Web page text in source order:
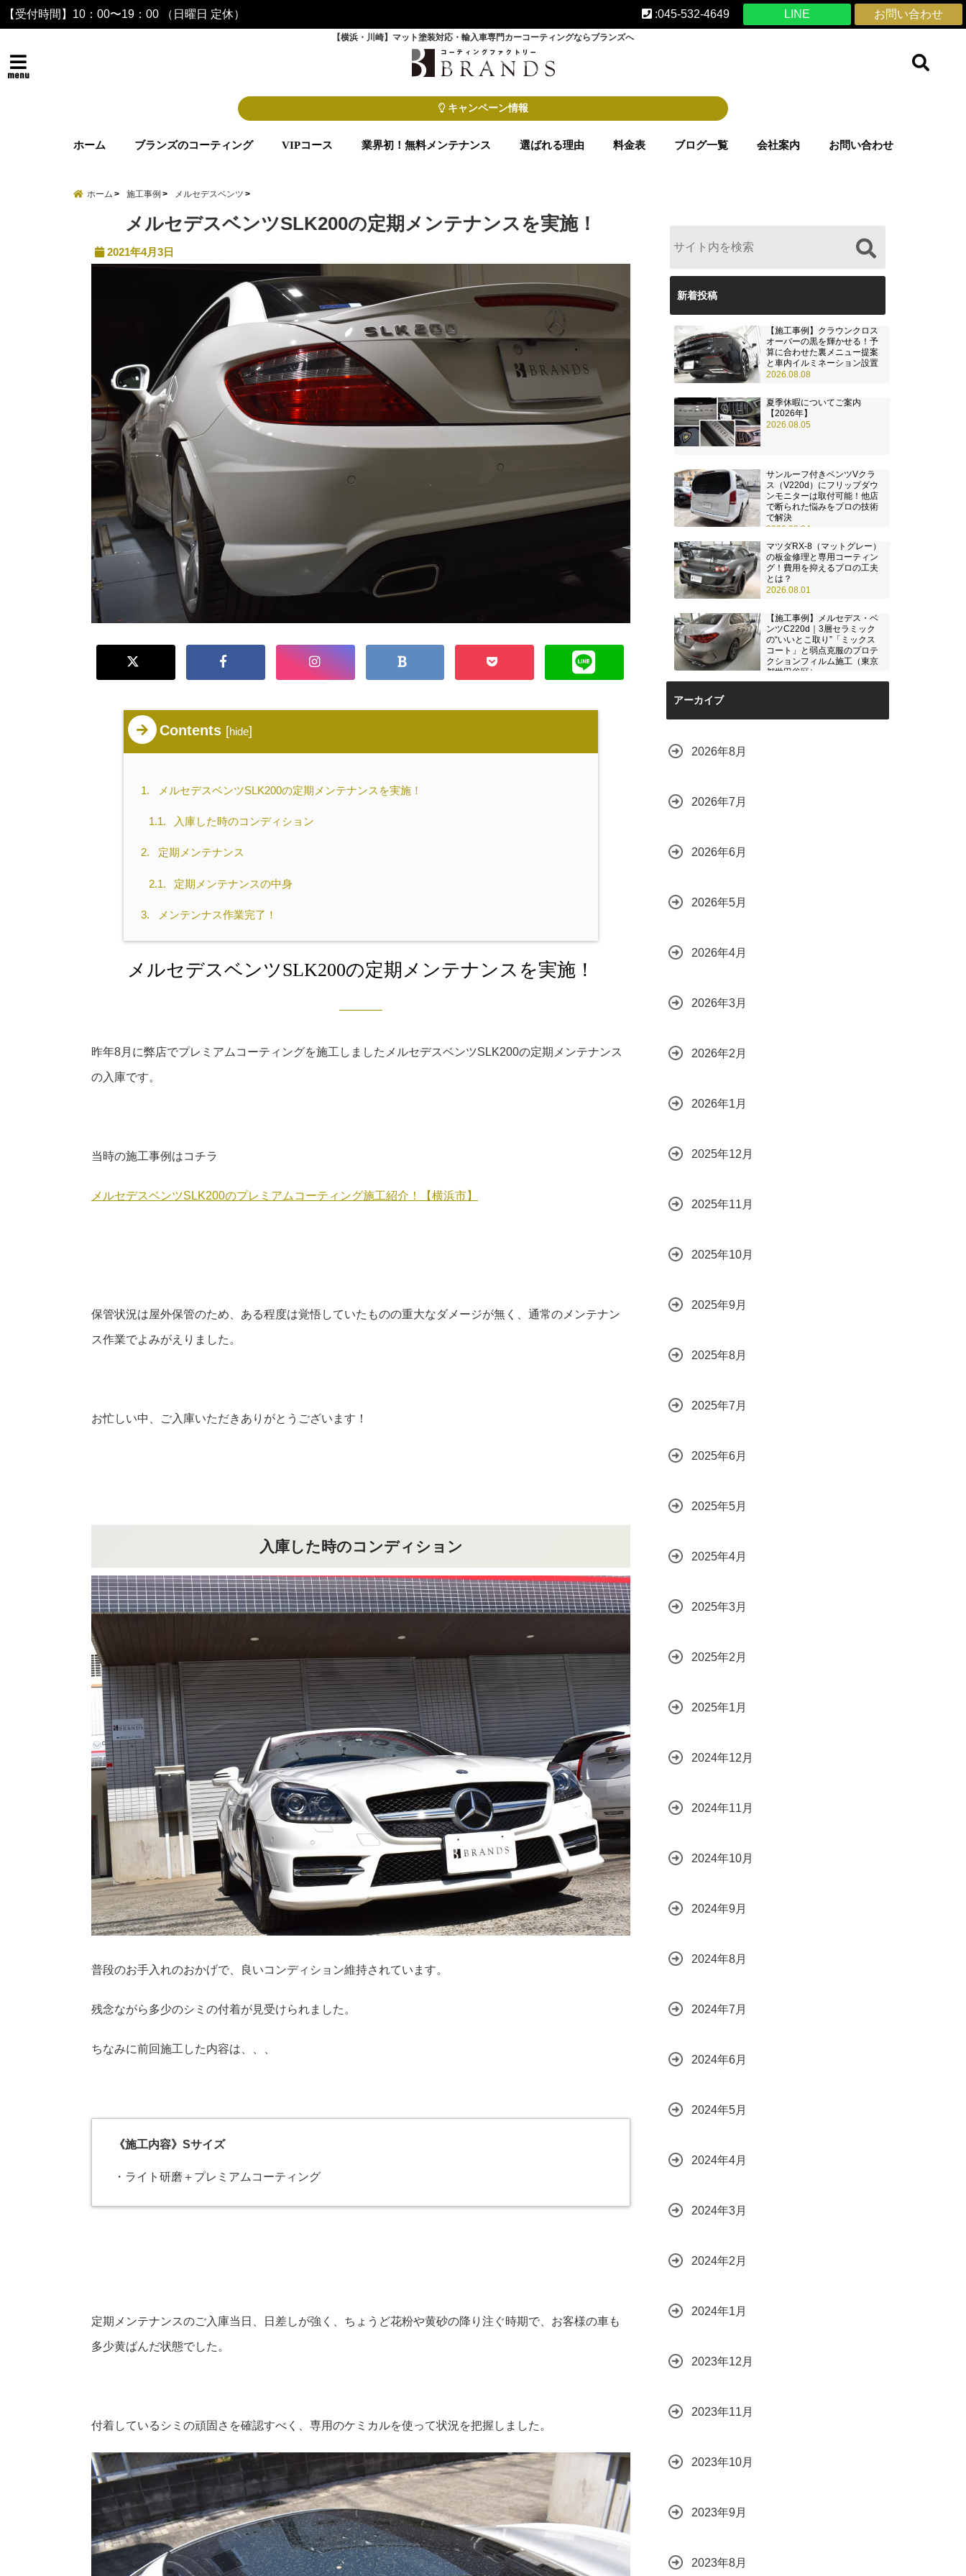
【受付時間】10：00〜19：00 （日曜日 定休） お問い合わせ
LINE
:045-532-4649
【横浜・川崎】マット塗装対応・輸入車専門カーコーティングならブランズへ
menu
キャンペーン情報
ホーム ブランズのコーティング VIPコース 業界初！無料メンテナンス 選ばれる理由 料金表 ブログ一覧 会社案内 お問い合わせ
ホーム 施工事例 メルセデスベンツ
メルセデスベンツSLK200の定期メンテナンスを実施！
2021年4月3日
Contents [hide]
1. メルセデスベンツSLK200の定期メンテナンスを実施！
1.1. 入庫した時のコンディション
2. 定期メンテナンス
2.1. 定期メンテナンスの中身
3. メンテンナス作業完了！
メルセデスベンツSLK200の定期メンテナンスを実施！
昨年8月に弊店でプレミアムコーティングを施工しましたメルセデスベンツSLK200の定期メンテナンス
の入庫です。
当時の施工事例はコチラ
メルセデスベンツSLK200のプレミアムコーティング施工紹介！【横浜市】
保管状況は屋外保管のため、ある程度は覚悟していたものの重大なダメージが無く、通常のメンテナン
ス作業でよみがえりました。
お忙しい中、ご入庫いただきありがとうございます！
入庫した時のコンディション
普段のお手入れのおかげで、良いコンディション維持されています。
残念ながら多少のシミの付着が見受けられました。
ちなみに前回施工した内容は、、、
《施工内容》Sサイズ
・ライト研磨＋プレミアムコーティング
定期メンテナンスのご入庫当日、日差しが強く、ちょうど花粉や黄砂の降り注ぐ時期で、お客様の車も
多少黄ばんだ状態でした。
付着しているシミの頑固さを確認すべく、専用のケミカルを使って状況を把握しました。
新着投稿
【施工事例】クラウンクロス
オーバーの黒を輝かせる！予
算に合わせた裏メニュー提案
と車内イルミネーション設置
2026.08.08
夏季休暇についてご案内
【2026年】
2026.08.05
サンルーフ付きベンツVクラ
ス（V220d）にフリップダウ
ンモニターは取付可能！他店
で断られた悩みをプロの技術
で解決
2026.08.04
マツダRX-8（マットグレー）
の板金修理と専用コーティン
グ！費用を抑えるプロの工夫
とは？
2026.08.01
【施工事例】メルセデス・ベ
ンツC220d｜3層セラミック
の“いいとこ取り”「ミックス
コート」と弱点克服のプロテ
クションフィルム施工（東京
都世田谷区）
2026.07.28
アーカイブ
2026年8月
2026年7月
2026年6月
2026年5月
2026年4月
2026年3月
2026年2月
2026年1月
2025年12月
2025年11月
2025年10月
2025年9月
2025年8月
2025年7月
2025年6月
2025年5月
2025年4月
2025年3月
2025年2月
2025年1月
2024年12月
2024年11月
2024年10月
2024年9月
2024年8月
2024年7月
2024年6月
2024年5月
2024年4月
2024年3月
2024年2月
2024年1月
2023年12月
2023年11月
2023年10月
2023年9月
2023年8月